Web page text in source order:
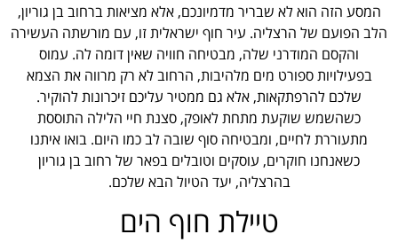
המסע הזה הוא לא שבריר מדמיונכם, אלא מציאות ברחוב בן גוריון,
הלב הפועם של הרצליה. עיר חוף ישראלית זו, עם מורשתה העשירה
והקסם המודרני שלה, מבטיחה חוויה שאין דומה לה. עמוס
בפעילויות ספורט מים מלהיבות, הרחוב לא רק מרווה את הצמא
שלכם להרפתקאות, אלא גם ממטיר עליכם זיכרונות להוקיר.
כשהשמש שוקעת מתחת לאופק, סצנת חיי הלילה התוססת
מתעוררת לחיים, ומבטיחה סוף שובה לב כמו היום. בואו איתנו
כשאנחנו חוקרים, עוסקים וטובלים בפאר של רחוב בן גוריון
בהרצליה, יעד הטיול הבא שלכם.
טיילת חוף הים